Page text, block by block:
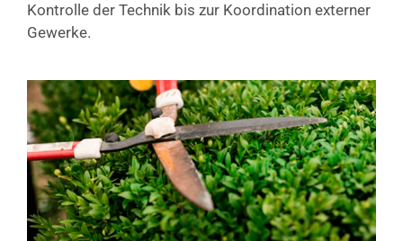
Kontrolle der Technik bis zur Koordination externer
Gewerke.